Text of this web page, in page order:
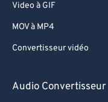
Video à GIF
MOV à MP4
Convertisseur vidéo
Audio Convertisseur